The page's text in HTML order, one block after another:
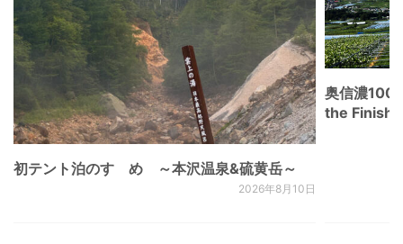
初テント泊のすゝめ ～本沢温泉&硫黄岳～
2026年8月10日
奥信濃100
the Finish